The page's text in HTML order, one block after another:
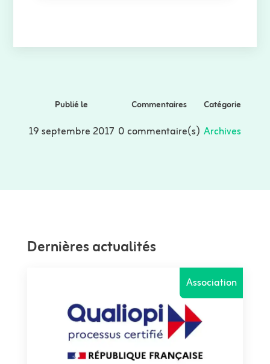
Publié le
19 septembre 2017
Commentaires
0 commentaire(s)
Catégorie
Archives
Dernières actualités
Association